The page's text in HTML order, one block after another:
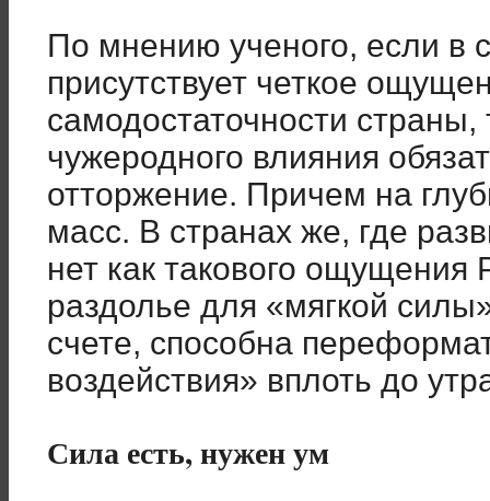
По мнению ученого, если в
присутствует четкое
самодостаточности страны,
чужеродного влияния
отторжение. Причем на
масс. В странах же, где
нет как такового
раздолье для «мягкой
счете, способна
воздействия» вплоть до
Сила есть, нужен ум